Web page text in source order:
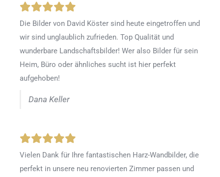
Die Bilder von David Köster sind heute eingetroffen und
wir sind unglaublich zufrieden. Top Qualität und
wunderbare Landschaftsbilder! Wer also Bilder für sein
Heim, Büro oder ähnliches sucht ist hier perfekt
aufgehoben!
Dana Keller
Vielen Dank für Ihre fantastischen Harz-Wandbilder, die
perfekt in unsere neu renovierten Zimmer passen und